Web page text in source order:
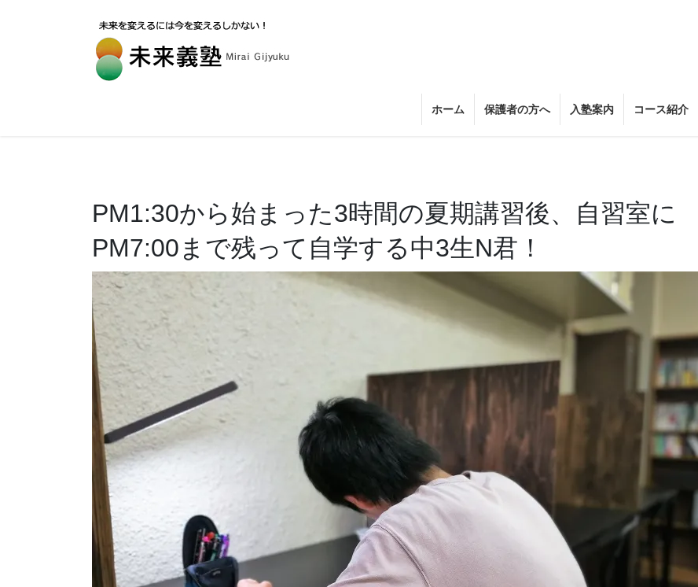
ホーム 保護者の方へ 入塾案内 コース紹介
PM1:30から始まった3時間の夏期講習後、自習室に
PM7:00まで残って自学する中3生N君！